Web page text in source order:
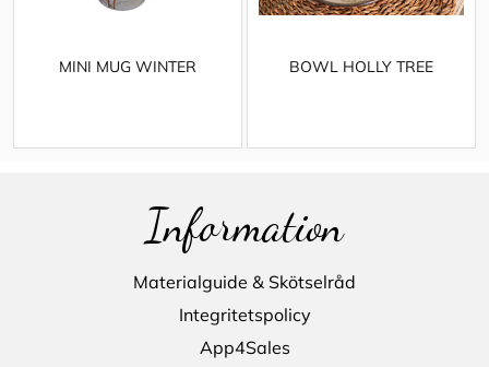
MINI MUG WINTER BOWL HOLLY TREE
Information
Materialguide & Skötselråd
Integritetspolicy
App4Sales